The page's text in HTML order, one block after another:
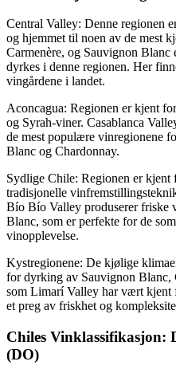
Central Valley: Denne regionen
og hjemmet til noen av de mest
Carmenère, og Sauvignon Blanc
dyrkes i denne regionen. Her
vingårdene i landet.
Aconcagua: Regionen er kjent
og Syrah-viner. Casablanca
de mest populære vinregionene
Blanc og Chardonnay.
Sydlige Chile: Regionen er
tradisjonelle
Bío Bío Valley produserer friske
Blanc, som er perfekte for de
vinopplevelse.
Kystregionene: De kjølige
for dyrking av Sauvignon Blanc,
som Limarí Valley har vært kjent
et preg av friskhet og
Chiles Vinklassifikasjon:
(DO)